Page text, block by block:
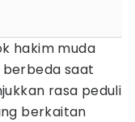
hakim muda
berbeda saat
rasa peduli
berkaitan